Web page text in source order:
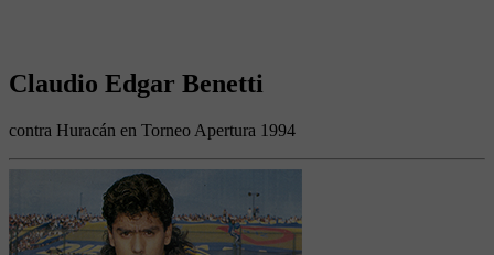
Claudio Edgar Benetti
contra Huracán en Torneo Apertura 1994